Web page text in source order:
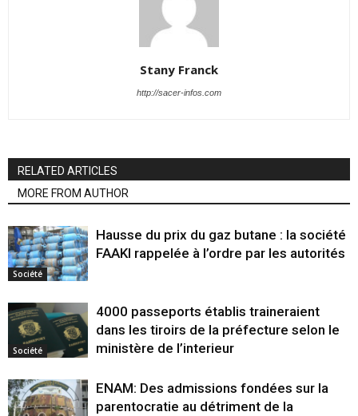
Stany Franck
http://sacer-infos.com
RELATED ARTICLES
MORE FROM AUTHOR
Société
Hausse du prix du gaz butane : la société
FAAKI rappelée à l’ordre par les autorités
Société
4000 passeports établis traineraient
dans les tiroirs de la préfecture selon le
ministère de l’interieur
ENAM: Des admissions fondées sur la
parentocratie au détriment de la